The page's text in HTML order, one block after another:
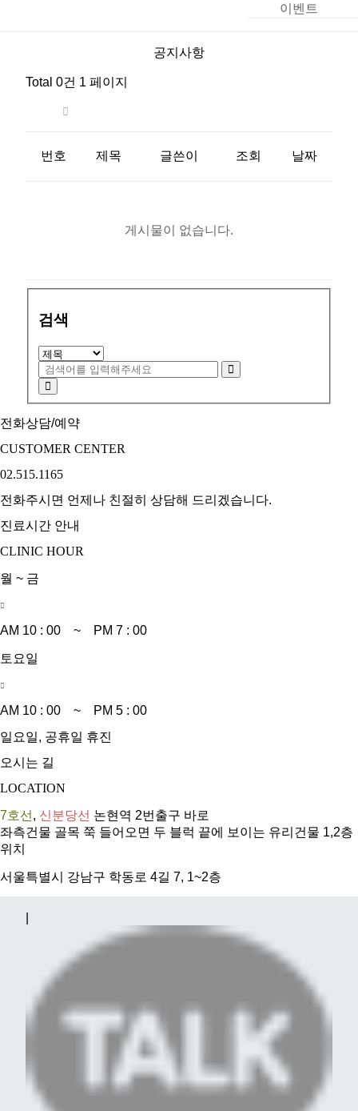
이벤트
공지사항
Total 0건 1 페이지
번호 제목 글쓴이 조회 날짜
게시물이 없습니다.
검색
전화상담/예약
CUSTOMER CENTER
02.515.1165
전화주시면 언제나 친절히 상담해 드리겠습니다.
진료시간 안내
CLINIC HOUR
월 ~ 금
AM 10 : 00 ~ PM 7 : 00
토요일
AM 10 : 00 ~ PM 5 : 00
일요일, 공휴일 휴진
오시는 길
LOCATION
7호선 , 신분당선 논현역 2번출구 바로
좌측건물 골목 쭉 들어오면 두 블럭 끝에 보이는 유리건물 1,2층
위치
서울특별시 강남구 학동로 4길 7, 1~2층